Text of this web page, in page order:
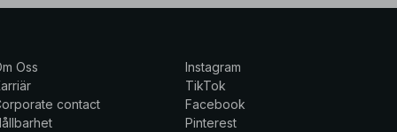
Oss
contact
Instagram
TikTok
Facebook
Pinterest